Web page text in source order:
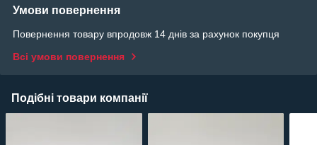
Умови повернення
Повернення товару впродовж 14 днів за рахунок покупця
Всі умови повернення
Подібні товари компанії